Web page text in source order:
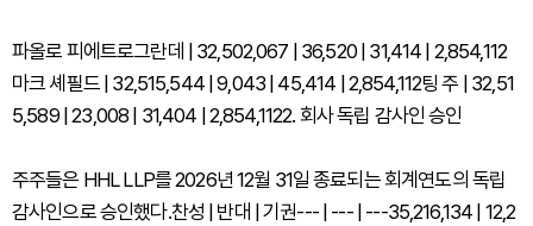
파올로 피에트로그란데 | 32,502,067 | 36,520 | 31,414 | 2,854,112
마크 셰필드 | 32,515,544 | 9,043 | 45,414 | 2,854,112팅 주 | 32,51
5,589 | 23,008 | 31,404 | 2,854,1122. 회사 독립 감사인 승인
주주들은 HHL LLP를 2026년 12월 31일 종료되는 회계연도의 독립
감사인으로 승인했다.찬성 | 반대 | 기권--- | --- | ---35,216,134 | 12,2